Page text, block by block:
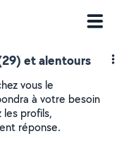
et alentours
vous le
à votre besoin
profils,
réponse.